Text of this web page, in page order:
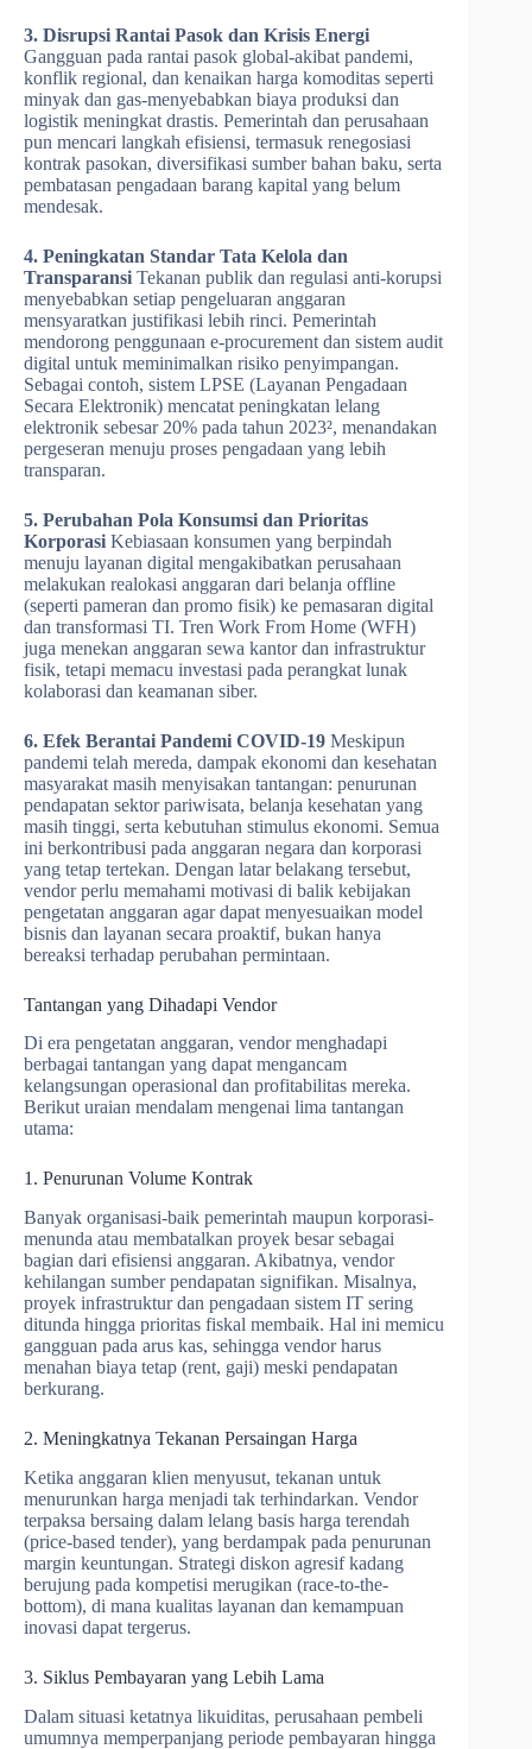
3. Disrupsi Rantai Pasok dan Krisis Energi
Gangguan pada rantai pasok global-akibat pandemi,
konflik regional, dan kenaikan harga komoditas seperti
minyak dan gas-menyebabkan biaya produksi dan
logistik meningkat drastis. Pemerintah dan perusahaan
pun mencari langkah efisiensi, termasuk renegosiasi
kontrak pasokan, diversifikasi sumber bahan baku, serta
pembatasan pengadaan barang kapital yang belum
mendesak.
4. Peningkatan Standar Tata Kelola dan
Transparansi Tekanan publik dan regulasi anti-korupsi
menyebabkan setiap pengeluaran anggaran
mensyaratkan justifikasi lebih rinci. Pemerintah
mendorong penggunaan e-procurement dan sistem audit
digital untuk meminimalkan risiko penyimpangan.
Sebagai contoh, sistem LPSE (Layanan Pengadaan
Secara Elektronik) mencatat peningkatan lelang
elektronik sebesar 20% pada tahun 2023², menandakan
pergeseran menuju proses pengadaan yang lebih
transparan.
5. Perubahan Pola Konsumsi dan Prioritas
Korporasi Kebiasaan konsumen yang berpindah
menuju layanan digital mengakibatkan perusahaan
melakukan realokasi anggaran dari belanja offline
(seperti pameran dan promo fisik) ke pemasaran digital
dan transformasi TI. Tren Work From Home (WFH)
juga menekan anggaran sewa kantor dan infrastruktur
fisik, tetapi memacu investasi pada perangkat lunak
kolaborasi dan keamanan siber.
6. Efek Berantai Pandemi COVID-19 Meskipun
pandemi telah mereda, dampak ekonomi dan kesehatan
masyarakat masih menyisakan tantangan: penurunan
pendapatan sektor pariwisata, belanja kesehatan yang
masih tinggi, serta kebutuhan stimulus ekonomi. Semua
ini berkontribusi pada anggaran negara dan korporasi
yang tetap tertekan. Dengan latar belakang tersebut,
vendor perlu memahami motivasi di balik kebijakan
pengetatan anggaran agar dapat menyesuaikan model
bisnis dan layanan secara proaktif, bukan hanya
bereaksi terhadap perubahan permintaan.
Tantangan yang Dihadapi Vendor
Di era pengetatan anggaran, vendor menghadapi
berbagai tantangan yang dapat mengancam
kelangsungan operasional dan profitabilitas mereka.
Berikut uraian mendalam mengenai lima tantangan
utama:
1. Penurunan Volume Kontrak
Banyak organisasi-baik pemerintah maupun korporasi-
menunda atau membatalkan proyek besar sebagai
bagian dari efisiensi anggaran. Akibatnya, vendor
kehilangan sumber pendapatan signifikan. Misalnya,
proyek infrastruktur dan pengadaan sistem IT sering
ditunda hingga prioritas fiskal membaik. Hal ini memicu
gangguan pada arus kas, sehingga vendor harus
menahan biaya tetap (rent, gaji) meski pendapatan
berkurang.
2. Meningkatnya Tekanan Persaingan Harga
Ketika anggaran klien menyusut, tekanan untuk
menurunkan harga menjadi tak terhindarkan. Vendor
terpaksa bersaing dalam lelang basis harga terendah
(price-based tender), yang berdampak pada penurunan
margin keuntungan. Strategi diskon agresif kadang
berujung pada kompetisi merugikan (race-to-the-
bottom), di mana kualitas layanan dan kemampuan
inovasi dapat tergerus.
3. Siklus Pembayaran yang Lebih Lama
Dalam situasi ketatnya likuiditas, perusahaan pembeli
umumnya memperpanjang periode pembayaran hingga